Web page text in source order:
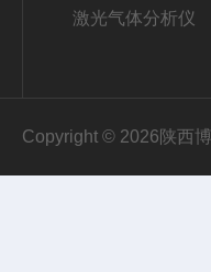
激光气体分析仪
Copyright © 2026陕西